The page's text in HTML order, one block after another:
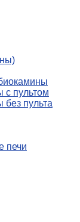
с пультом
пульта
печи